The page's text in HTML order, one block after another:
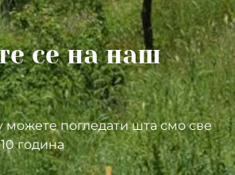
се на наш
погледати шта смо све
година